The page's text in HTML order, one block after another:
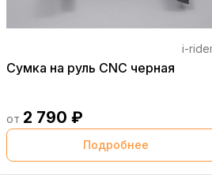
i-
Сумка на руль CNC черная
от 2 790 ₽
Подробнее